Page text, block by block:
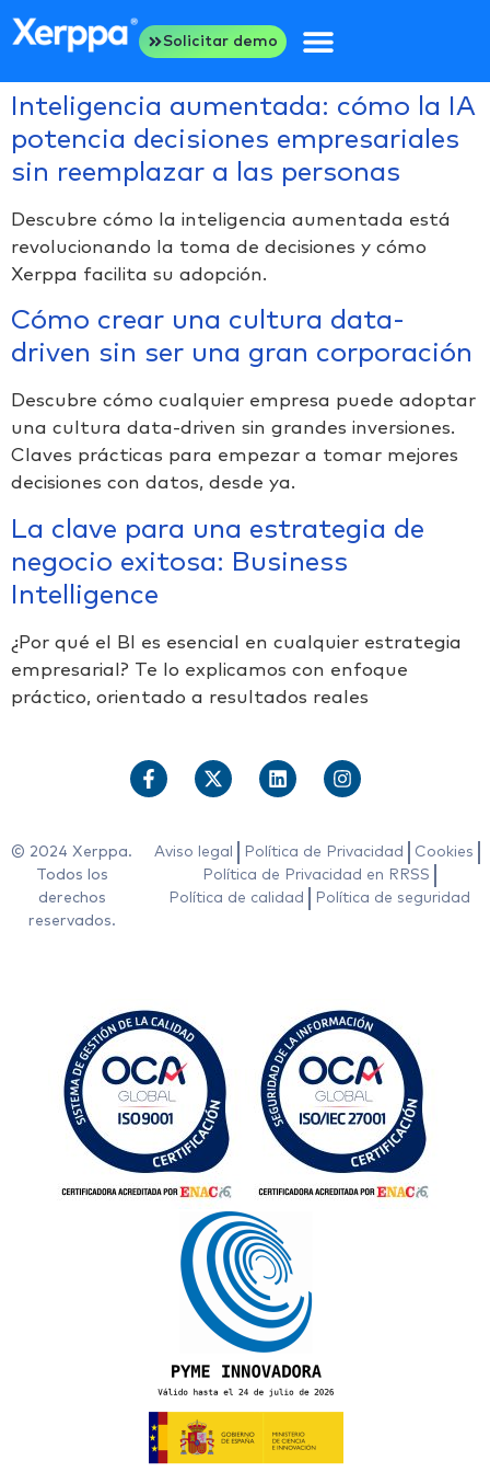
Solicitar demo
Inteligencia aumentada: cómo la IA
potencia decisiones empresariales
sin reemplazar a las personas
Descubre cómo la inteligencia aumentada está
revolucionando la toma de decisiones y cómo
Xerppa facilita su adopción.
Cómo crear una cultura data-
driven sin ser una gran corporación
Descubre cómo cualquier empresa puede adoptar
una cultura data-driven sin grandes inversiones.
Claves prácticas para empezar a tomar mejores
decisiones con datos, desde ya.
La clave para una estrategia de
negocio exitosa: Business
Intelligence
¿Por qué el BI es esencial en cualquier estrategia
empresarial? Te lo explicamos con enfoque
práctico, orientado a resultados reales
© 2024 Xerppa.
Todos los
derechos
reservados.
Aviso legal Política de Privacidad
Cookies
Política de Privacidad en RRSS
Política de calidad
Política de seguridad